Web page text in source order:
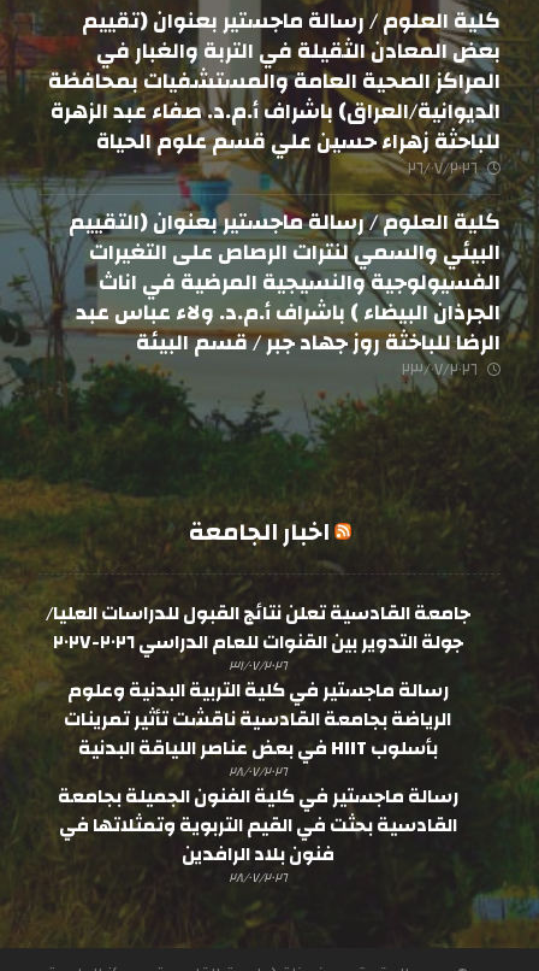
كلية العلوم / رسالة ماجستير بعنوان (تقييم
بعض المعادن الثقيلة في التربة والغبار في
المراكز الصحية العامة والمستشفيات بمحافظة
الديوانية/العراق) باشراف أ.م.د. صفاء عبد الزهرة
للباحثة زهراء حسين علي قسم علوم الحياة
٢٦/٠٧/٢٠٢٦
كلية العلوم / رسالة ماجستير بعنوان (التقييم
البيئي والسمي لنترات الرصاص على التغيرات
الفسيولوجية والنسيجية المرضية في اناث
الجرذان البيضاء ) باشراف أ.م.د. ولاء عباس عبد
الرضا للباخثة روز جهاد جبر / قسم البيئة
٢٣/٠٧/٢٠٢٦
اخبار الجامعة
جامعة القادسية تعلن نتائج القبول للدراسات العليا/
جولة التدوير بين القنوات للعام الدراسي ٢٠٢٦-٢٠٢٧
٣١/٠٧/٢٠٢٦
رسالة ماجستير في كلية التربية البدنية وعلوم
الرياضة بجامعة القادسية ناقشت تأثير تمرينات
بأسلوب HIIT في بعض عناصر اللياقة البدنية
٢٨/٠٧/٢٠٢٦
رسالة ماجستير في كلية الفنون الجميلة بجامعة
القادسية بحثت في القيم التربوية وتمثلاتها في
فنون بلاد الرافدين
٢٨/٠٧/٢٠٢٦